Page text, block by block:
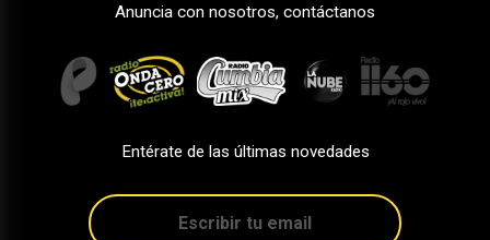
Anuncia con nosotros, contáctanos
Entérate de las últimas novedades